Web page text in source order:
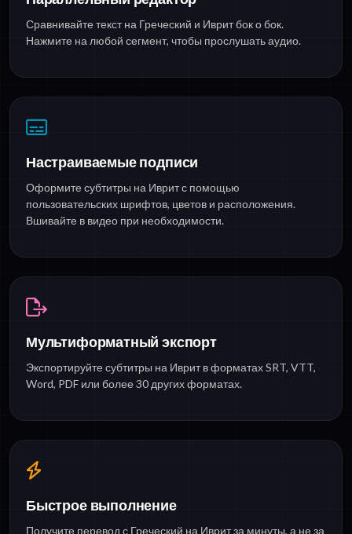
Сравнивайте текст на Греческий и Иврит бок о бок.
Нажмите на любой сегмент, чтобы прослушать аудио.
Настраиваемые подписи
Оформите субтитры на Иврит с помощью
пользовательских шрифтов, цветов и расположения.
Вшивайте в видео при необходимости.
Мультиформатный экспорт
Экспортируйте субтитры на Иврит в форматах SRT, VTT,
Word, PDF или более 30 других форматах.
Быстрое выполнение
Получите перевод с Греческий на Иврит за минуты, а не за